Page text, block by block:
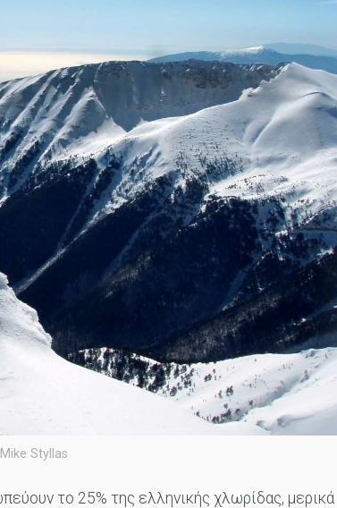
Styllas
το 25% της ελληνικής χλωρίδας, μερικά